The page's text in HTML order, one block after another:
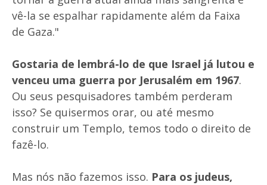
vê-la se espalhar rapidamente além da Faixa
de Gaza."
Gostaria de lembrá-lo de que Israel já lutou e
venceu uma guerra por Jerusalém em 1967.
Ou seus pesquisadores também perderam
isso? Se quisermos orar, ou até mesmo
construir um Templo, temos todo o direito de
fazê-lo.
Mas nós não fazemos isso. Para os judeus,